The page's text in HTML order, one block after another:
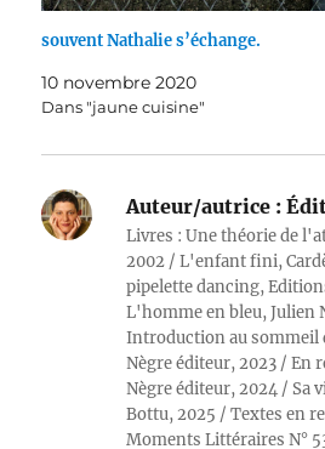
souvent Nathalie s’échange.
10 novembre 2020
Dans "jaune cuisine"
Auteur/autrice :
Livres : Une théorie de
2002 / L'enfant fini,
pipelette dancing,
L'homme en bleu, Julien
Introduction au sommeil
Nègre éditeur, 2023 / En
Nègre éditeur, 2024 / Sa
Bottu, 2025 / Textes en
Moments Littéraires N°